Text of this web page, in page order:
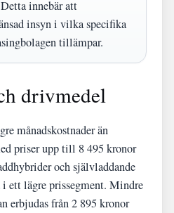
innebär att
insyn i vilka specifika
tillämpar.
drivmedel
månadskostnader än
priser upp till 8 495 kronor
och självladdande
ett lägre prissegment. Mindre
erbjudas från 2 895 kronor